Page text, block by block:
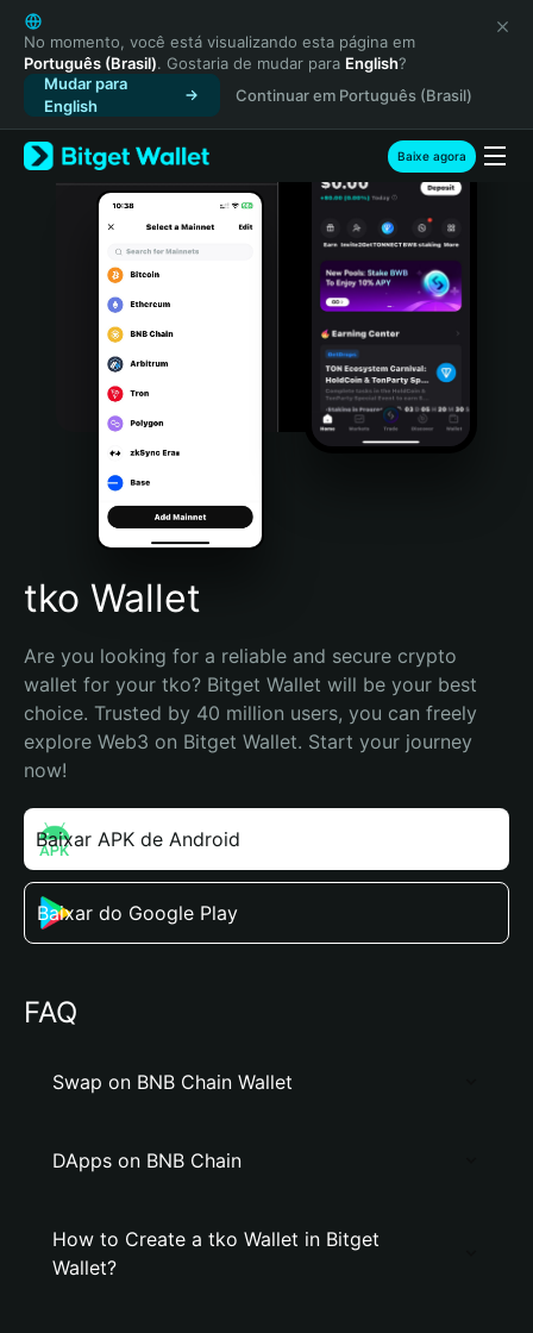
English
日本語
Tiếng Việt
Русский
Español (Latinoamérica)
Türkçe
Italiano
Português (Portugal)
Bahasa Indonesia
Português (Brasil)
Español (Argentina)
No momento, você está visualizando esta página em
Português (Brasil). Gostaria de mudar para English?
Mudar para
English
Continuar em Português (Brasil)
Baixe agora
tko Wallet
Are you looking for a reliable and secure crypto
wallet for your tko? Bitget Wallet will be your best
choice. Trusted by 40 million users, you can freely
explore Web3 on Bitget Wallet. Start your journey
now!
Baixar APK de Android
Baixar do Google Play
FAQ
Swap on BNB Chain Wallet
DApps on BNB Chain
How to Create a tko Wallet in Bitget
Wallet?